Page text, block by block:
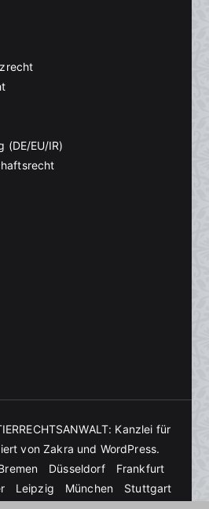
(DE/EU/IR)
Kanzlei für
vonZakra und WordPress.
Düsseldorf
Frankfurt
Leipzig München Stuttgart